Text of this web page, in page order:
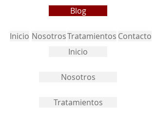
Blog
Inicio NosotrosTratamientos Contacto
Inicio
Nosotros
Tratamientos